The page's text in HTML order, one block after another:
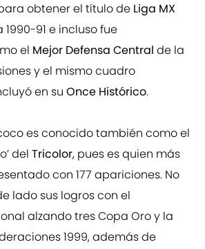
obtener el título de Liga MX
91 e incluso fue
el Mejor Defensa Central de la
y el mismo cuadro
en su Once Histórico.
es conocido también como el
del Tricolor, pues es quien más
con 177 apariciones. No
lado sus logros con el
alzando tres Copa Oro y la
1999, además de